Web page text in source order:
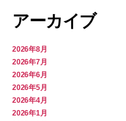
アーカイブ
2026年8月
2026年7月
2026年6月
2026年5月
2026年4月
2026年1月